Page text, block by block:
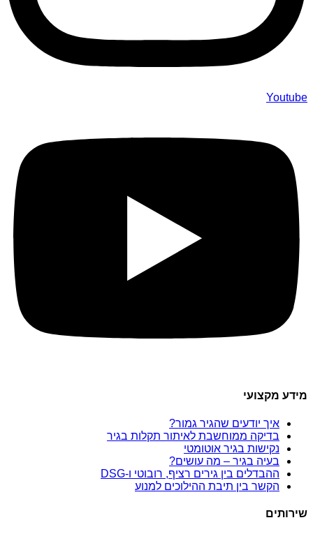
Youtube
מידע מקצועי
איך יודעים שהגיר גמור?
בדיקה ממוחשבת לאיתור תקלות בגיר
נקישות בגיר אוטומטי
בעיה בגיר – מה עושים?
ההבדלים בין גירים רציף, רובוטי ו-DSG
הקשר בין תיבת ההילוכים למנוע
שירותים